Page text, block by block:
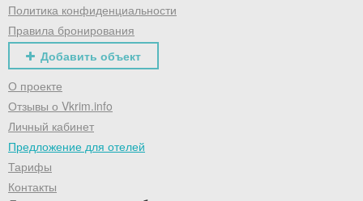
Политика конфиденциальности
Правила бронирования
Добавить объект
О проекте
Отзывы о Vkrim.info
Личный кабинет
Предложение для отелей
Тарифы
Контакты